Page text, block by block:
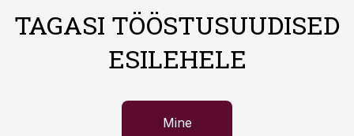
TAGASI TÖÖSTUSUUDISED
ESILEHELE
Mine